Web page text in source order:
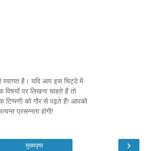
स्वागत है। यदि आप इस चिट्ठे में
विषयों पर लिखना चाहते हैं तो
टिप्पणी को गौर से पढ़ते हैं! आपको
प्रसन्नता होगी!
›
मुख्यपृष्ठ